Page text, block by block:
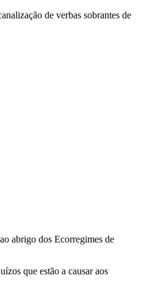
de verbas sobrantes de
abrigo dos Ecorregimes de
que estão a causar aos